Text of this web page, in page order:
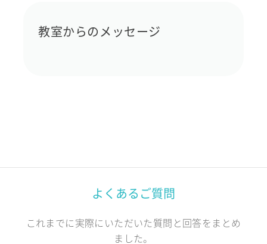
教室からのメッセージ
よくあるご質問
これまでに実際にいただいた質問と回答をまとめ
ました。